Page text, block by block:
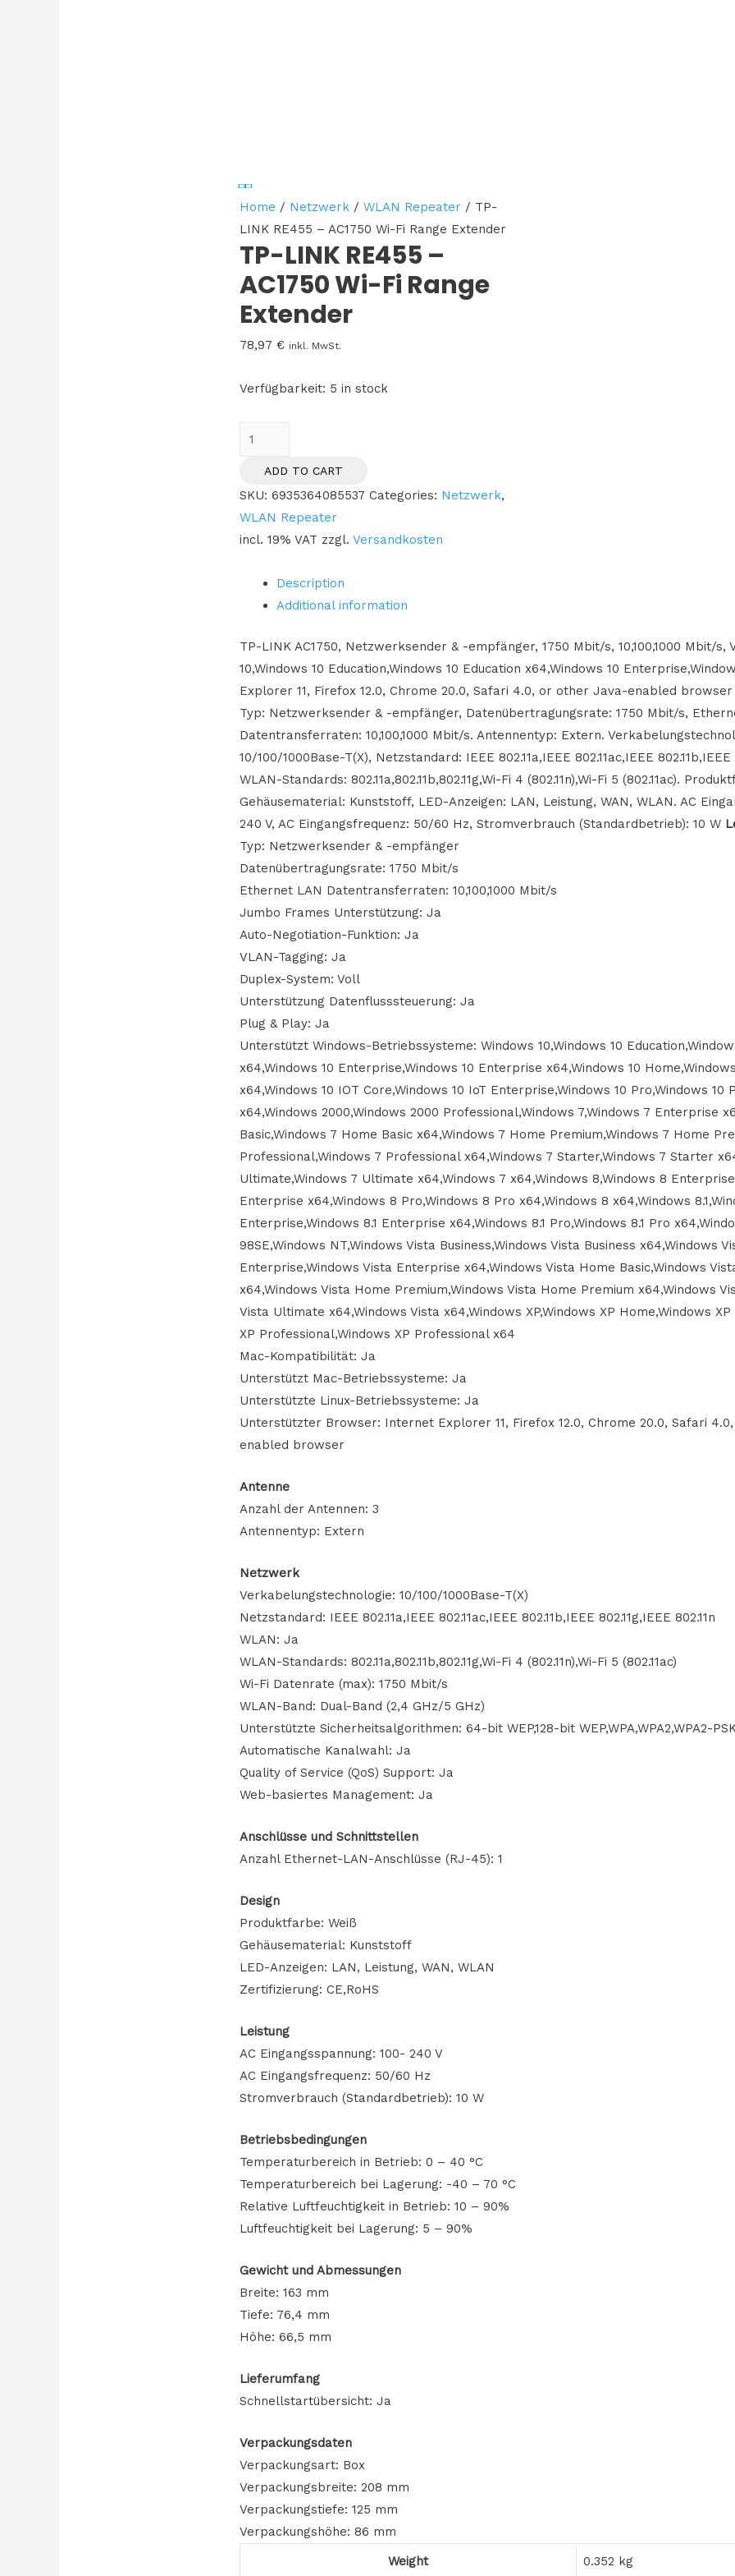
Home / Netzwerk /WLAN Repeater / TP-
LINK RE455 – AC1750 Wi-Fi Range Extender
TP-LINK RE455 –
AC1750 Wi-Fi Range
Extender
78,97€ inkl. MwSt.
Verfügbarkeit: 5 in stock
RE455
-
AC1750
Wi-
Range
Extender
ADD TO CART
SKU:6935364085537 Categories: Netzwerk,
WLAN Repeater
incl. 19% VAT zzgl.Versandkosten
Description
Additional information
TP-LINK AC1750, Netzwerksender & -empfänger, 1750 Mbit/s, 10,100,1000 Mbit/s,
10,Windows 10 Education,Windows 10 Education x64,Windows 10
Explorer 11, Firefox 12.0, Chrome 20.0, Safari 4.0, or other Java-enabled browser
Typ: Netzwerksender & -empfänger, Datenübertragungsrate: 1750 Mbit/s,
Datentransferraten: 10,100,1000 Mbit/s. Antennentyp: Extern.
10/100/1000Base-T(X), Netzstandard: IEEE 802.11a,IEEE 802.11ac,IEEE 802.11b,IEEE
WLAN-Standards: 802.11a,802.11b,802.11g,Wi-Fi 4 (802.11n),Wi-Fi 5 (802.11ac).
Gehäusematerial: Kunststoff, LED-Anzeigen: LAN, Leistung, WAN, WLAN. AC
240 V, AC Eingangsfrequenz: 50/60 Hz, Stromverbrauch (Standardbetrieb): 10 W
Typ: Netzwerksender & -empfänger
Datenübertragungsrate: 1750 Mbit/s
Ethernet LAN Datentransferraten: 10,100,1000 Mbit/s
Jumbo Frames Unterstützung: Ja
Auto-Negotiation-Funktion: Ja
VLAN-Tagging: Ja
Duplex-System: Voll
Unterstützung Datenflusssteuerung: Ja
Plug & Play: Ja
Unterstützt Windows-Betriebssysteme: Windows 10,Windows 10
x64,Windows 10 Enterprise,Windows 10 Enterprise x64,Windows 10
x64,Windows 10 IOT Core,Windows 10 IoT Enterprise,Windows 10 Pro,Windows 10
x64,Windows 2000,Windows 2000 Professional,Windows 7,Windows 7 Enterprise
Basic,Windows 7 Home Basic x64,Windows 7 Home Premium,Windows 7 Home
Professional,Windows 7 Professional x64,Windows 7 Starter,Windows 7 Starter
Ultimate,Windows 7 Ultimate x64,Windows 7 x64,Windows 8,Windows 8
Enterprise x64,Windows 8 Pro,Windows 8 Pro x64,Windows 8 x64,Windows
Enterprise,Windows 8.1 Enterprise x64,Windows 8.1 Pro,Windows 8.1 Pro
98SE,Windows NT,Windows Vista Business,Windows Vista Business x64,Windows
Enterprise,Windows Vista Enterprise x64,Windows Vista Home Basic,Windows
x64,Windows Vista Home Premium,Windows Vista Home Premium x64,Windows
Vista Ultimate x64,Windows Vista x64,Windows XP,Windows XP Home,Windows
XP Professional,Windows XP Professional x64
Mac-Kompatibilität: Ja
Unterstützt Mac-Betriebssysteme: Ja
Unterstützte Linux-Betriebssysteme: Ja
Unterstützter Browser: Internet Explorer 11, Firefox 12.0, Chrome 20.0, Safari
enabled browser
Antenne
Anzahl der Antennen: 3
Antennentyp: Extern
Netzwerk
Verkabelungstechnologie: 10/100/1000Base-T(X)
Netzstandard: IEEE 802.11a,IEEE 802.11ac,IEEE 802.11b,IEEE 802.11g,IEEE 802.11n
WLAN: Ja
WLAN-Standards: 802.11a,802.11b,802.11g,Wi-Fi 4 (802.11n),Wi-Fi 5 (802.11ac)
Wi-Fi Datenrate (max): 1750 Mbit/s
WLAN-Band: Dual-Band (2,4 GHz/5 GHz)
Unterstützte Sicherheitsalgorithmen: 64-bit WEP,128-bit WEP,WPA,WPA2,WPA2-
Automatische Kanalwahl: Ja
Quality of Service (QoS) Support: Ja
Web-basiertes Management: Ja
Anschlüsse und Schnittstellen
Anzahl Ethernet-LAN-Anschlüsse (RJ-45): 1
Design
Produktfarbe: Weiß
Gehäusematerial: Kunststoff
LED-Anzeigen: LAN, Leistung, WAN, WLAN
Zertifizierung: CE,RoHS
Leistung
AC Eingangsspannung: 100- 240 V
AC Eingangsfrequenz: 50/60 Hz
Stromverbrauch (Standardbetrieb): 10 W
Betriebsbedingungen
Temperaturbereich in Betrieb: 0 – 40 °C
Temperaturbereich bei Lagerung: -40 – 70 °C
Relative Luftfeuchtigkeit in Betrieb: 10 – 90%
Luftfeuchtigkeit bei Lagerung: 5 – 90%
Gewicht und Abmessungen
Breite: 163 mm
Tiefe: 76,4 mm
Höhe: 66,5 mm
Lieferumfang
Schnellstartübersicht: Ja
Verpackungsdaten
Verpackungsart: Box
Verpackungsbreite: 208 mm
Verpackungstiefe: 125 mm
Verpackungshöhe: 86 mm
Weight
0.352 kg